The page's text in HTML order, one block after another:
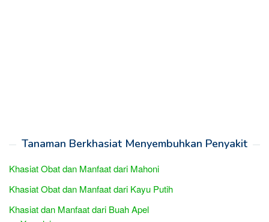
Tanaman Berkhasiat Menyembuhkan Penyakit
Khasiat Obat dan Manfaat dari Mahoni
Khasiat Obat dan Manfaat dari Kayu Putih
Khasiat dan Manfaat dari Buah Apel